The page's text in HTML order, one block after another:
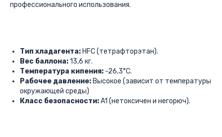
профессионального использования.
Тип хладагента: HFC (тетрафторэтан).
Вес баллона:13,6 кг.
Температура кипения: -26,3°C.
Рабочее давление: Высокое (зависит от температуры
окружающей среды)
Класс безопасности:A1 (нетоксичен и негорюч).